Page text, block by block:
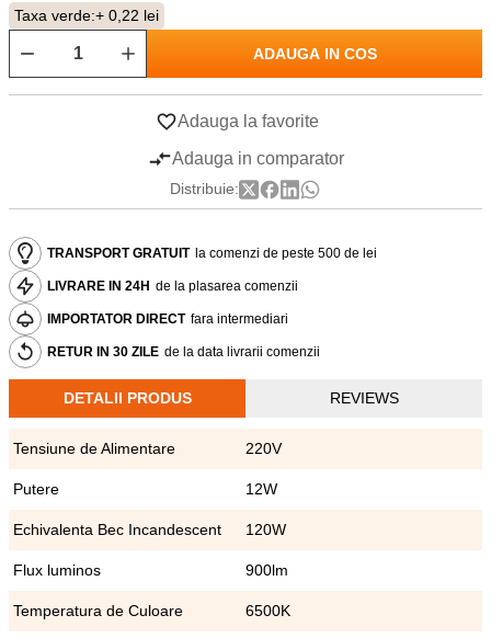
Taxa verde:+ 0,22 lei
ADAUGA IN COS
Adauga la favorite
Adauga in comparator
Distribuie:
TRANSPORT GRATUIT la comenzi de peste 500 de lei
LIVRARE IN 24H de la plasarea comenzii
IMPORTATOR DIRECT fara intermediari
RETUR IN 30 ZILE de la data livrarii comenzii
DETALII PRODUS REVIEWS
Tensiune de Alimentare 220V
Putere 12W
Echivalenta Bec Incandescent 120W
Flux luminos 900lm
Temperatura de Culoare 6500K